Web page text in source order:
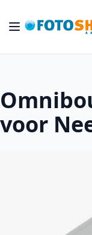
Toggle Nav
voor